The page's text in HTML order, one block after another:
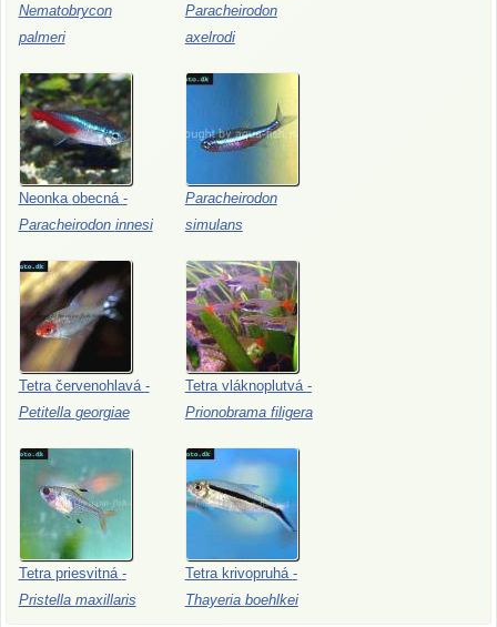
Nematobrycon
palmeri
Paracheirodon
axelrodi
Neonka obecná -
Paracheirodon innesi
Paracheirodon
simulans
Tetra červenohlavá -
Petitella georgiae
Tetra vláknoplutvá -
Prionobrama filigera
Tetra priesvitná -
Pristella maxillaris
Tetra krivopruhá -
Thayeria boehlkei